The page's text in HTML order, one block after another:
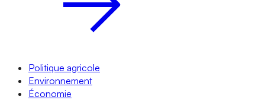
Politique agricole
Environnement
Économie